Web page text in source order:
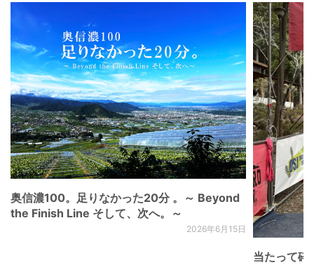
奥信濃100。足りなかった20分 。～ Beyond
the Finish Line そして、次へ。～
2026年6月15日
当たって砕